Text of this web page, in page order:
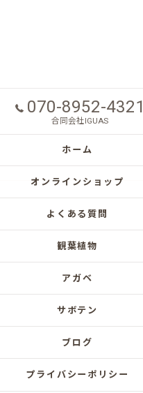
070-8952-4321
合同会社IGUAS
ホーム
オンラインショップ
よくある質問
観葉植物
アガベ
サボテン
ブログ
プライバシーポリシー